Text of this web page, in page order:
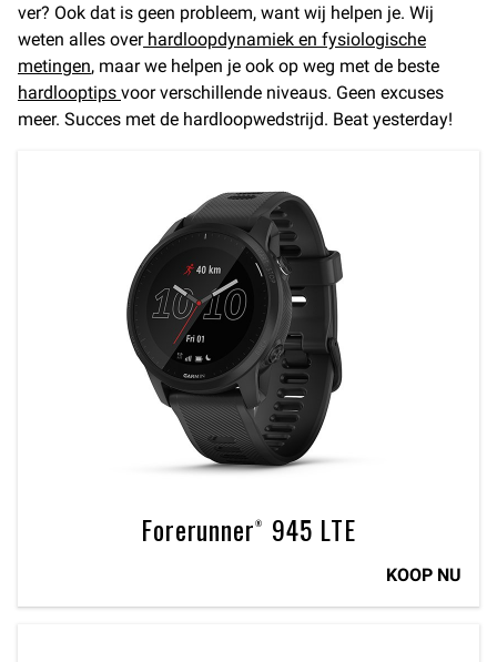
ver? Ook dat is geen probleem, want wij helpen je. Wij
weten alles overhardloopdynamiek en fysiologische
metingen, maar we helpen je ook op weg met de beste
hardlooptips voor verschillende niveaus. Geen excuses
meer. Succes met de hardloopwedstrijd. Beat yesterday!
Forerunner® 945 LTE
KOOP NU